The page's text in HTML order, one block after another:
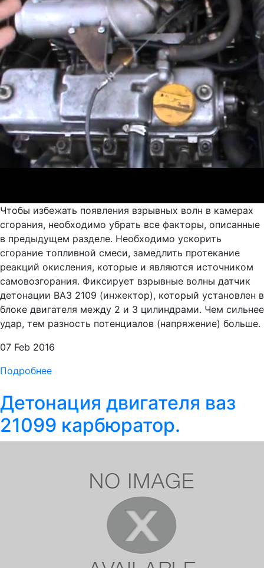
Чтобы избежать появления взрывных волн в камерах
сгорания, необходимо убрать все факторы, описанные
в предыдущем разделе. Необходимо ускорить
сгорание топливной смеси, замедлить протекание
реакций окисления, которые и являются источником
самовозгорания. Фиксирует взрывные волны датчик
детонации ВАЗ 2109 (инжектор), который установлен в
блоке двигателя между 2 и 3 цилиндрами. Чем сильнее
удар, тем разность потенциалов (напряжение) больше.
07 Feb 2016
Подробнее
Детонация двигателя ваз
21099 карбюратор.